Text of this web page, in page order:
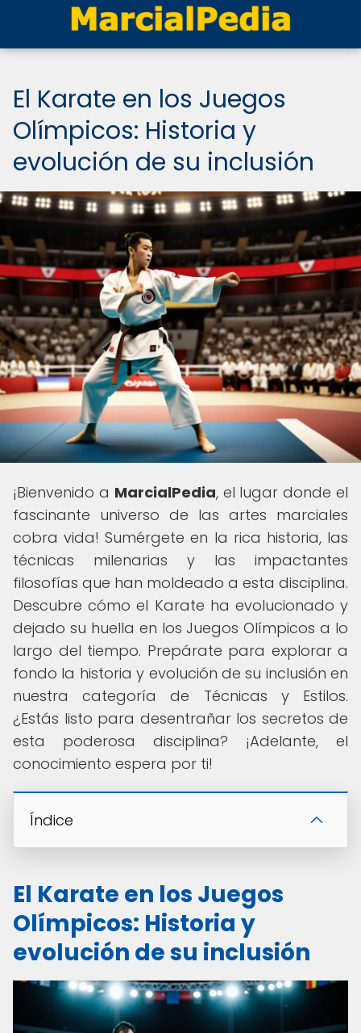
El Karate en los Juegos
Olímpicos: Historia y
evolución de su inclusión
¡Bienvenido a MarcialPedia, el lugar donde el
fascinante universo de las artes marciales
cobra vida! Sumérgete en la rica historia, las
técnicas milenarias y las impactantes
filosofías que han moldeado a esta disciplina.
Descubre cómo el Karate ha evolucionado y
dejado su huella en los Juegos Olímpicos a lo
largo del tiempo. Prepárate para explorar a
fondo la historia y evolución de su inclusión en
nuestra categoría de Técnicas y Estilos.
¿Estás listo para desentrañar los secretos de
esta poderosa disciplina? ¡Adelante, el
conocimiento espera por ti!
Índice
El Karate en los Juegos
Olímpicos: Historia y
evolución de su inclusión